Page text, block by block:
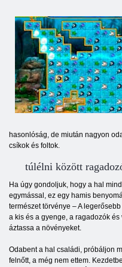
hasonlóság, de miután nagyon
csíkok és foltok.
túlélni között
Ha úgy gondoljuk, hogy a hal
egymással, ez egy hamis
természet törvénye – A
a kis és a gyenge, a ragadozók
áztassa a növényeket.
Odabent a hal családi, próbáljon
felnőtt, a még nem ettem.